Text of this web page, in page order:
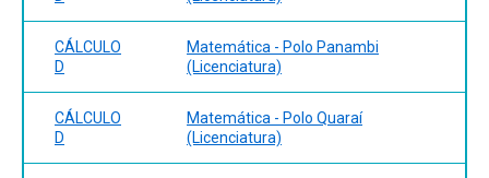
CÁLCULO
D
Matemática - Polo Panambi
(Licenciatura)
CÁLCULO
D
Matemática - Polo Quaraí
(Licenciatura)